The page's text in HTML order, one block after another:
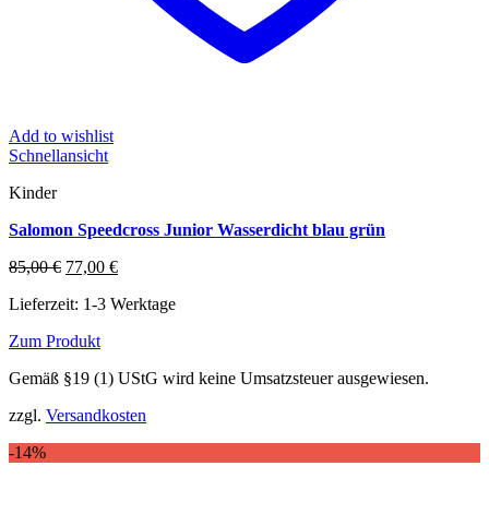
Add to wishlist
Schnellansicht
Kinder
Salomon Speedcross Junior Wasserdicht blau grün
85,00€ Ursprünglicher
war:
77,00 €Aktueller
ist:
Lieferzeit: 1-3 Werktage
Zum Produkt
Produkt
mehrere
auf.
Gemäß §19 (1) UStG wird keine Umsatzsteuer ausgewiesen.
zzgl. Versandkosten
-14%